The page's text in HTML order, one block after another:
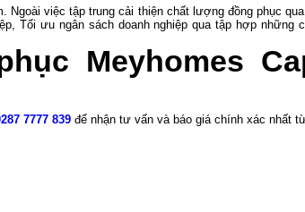
Ngoài việc tập trung cải thiện chất lượng đồng phục
Tối ưu ngân sách doanh nghiệp qua tập hợp
Meyhomes
7777 839để nhận tư vấn và báo giá chính xác nhất